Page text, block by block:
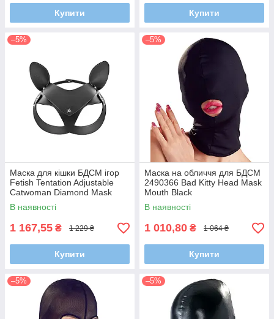
Купити Купити
–5%
Маска для кішки БДСМ ігор
Fetish Tentation Adjustable
Catwoman Diamond Mask
В наявності
1 167,55 ₴ 1 229 ₴
Купити
–5%
Маска на обличчя для БДСМ
2490366 Bad Kitty Head Mask
Mouth Black
В наявності
1 010,80 ₴ 1 064 ₴
Купити
–5% –5%